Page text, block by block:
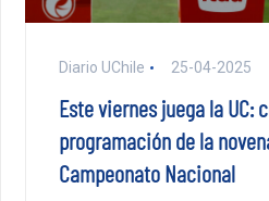
Diario UChile 25-04-2025
Este viernes juega la UC:
programación de la
Campeonato Nacional